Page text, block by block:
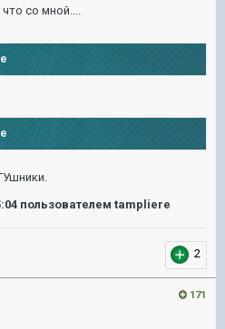
со мной....
пользователем tampliere
2
171